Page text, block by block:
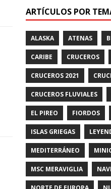
m
l
ARTÍCULOS POR
ALASKA ATENAS
CARIBE CRUCEROS
CRUCEROS 2021
CRUCEROS FLUVIALES
EL PIREO FIORDOS
ISLAS GRIEGAS
MEDITERRÁNEO
MSC MERAVIGLIA